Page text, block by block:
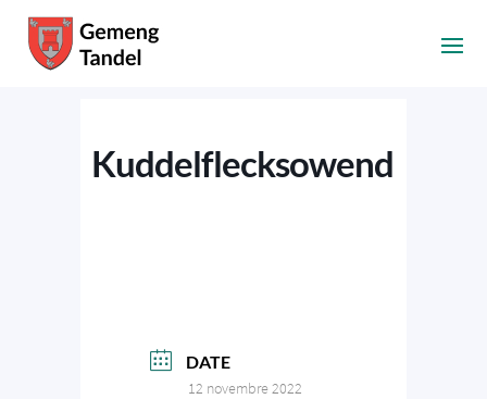
Kuddelflecksowend
DATE
12 novembre 2022